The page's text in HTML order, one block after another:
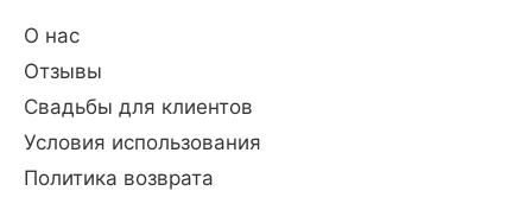
О нас
Отзывы
Свадьбы для клиентов
Условия использования
Политика возврата